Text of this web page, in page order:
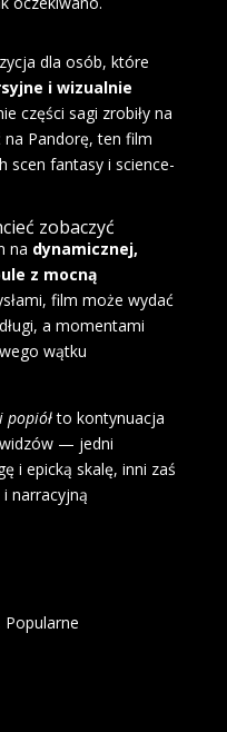
dla osób, które
i wizualnie
części sagi zrobiły na
na Pandorę, ten film
scen fantasy i science-
zobaczyć
na dynamicznej,
z mocną
film może wydać
a momentami
wątku
popiółto kontynuacja
— jedni
i epicką skalę, inni zaś
narracyjną
Popularne